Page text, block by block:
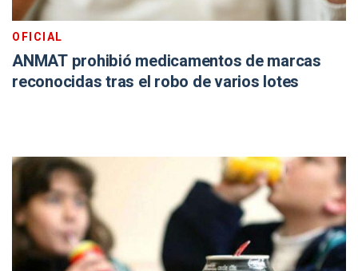
OFICIAL
ANMAT prohibió medicamentos de marcas
reconocidas tras el robo de varios lotes